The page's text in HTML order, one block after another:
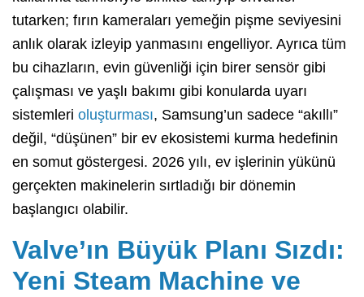
tutarken; fırın kameraları yemeğin pişme seviyesini
anlık olarak izleyip yanmasını engelliyor. Ayrıca tüm
bu cihazların, evin güvenliği için birer sensör gibi
çalışması ve yaşlı bakımı gibi konularda uyarı
sistemleri oluşturması, Samsung’un sadece “akıllı”
değil, “düşünen” bir ev ekosistemi kurma hedefinin
en somut göstergesi. 2026 yılı, ev işlerinin yükünü
gerçekten makinelerin sırtladığı bir dönemin
başlangıcı olabilir.
Valve’ın Büyük Planı Sızdı:
Yeni Steam Machine ve